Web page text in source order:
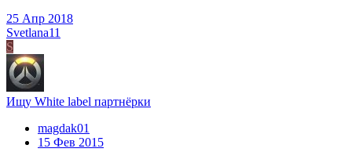
25 Апр 2018
Svetlana11
S
Ищу White label партнёрки
magdak01
15 Фев 2015